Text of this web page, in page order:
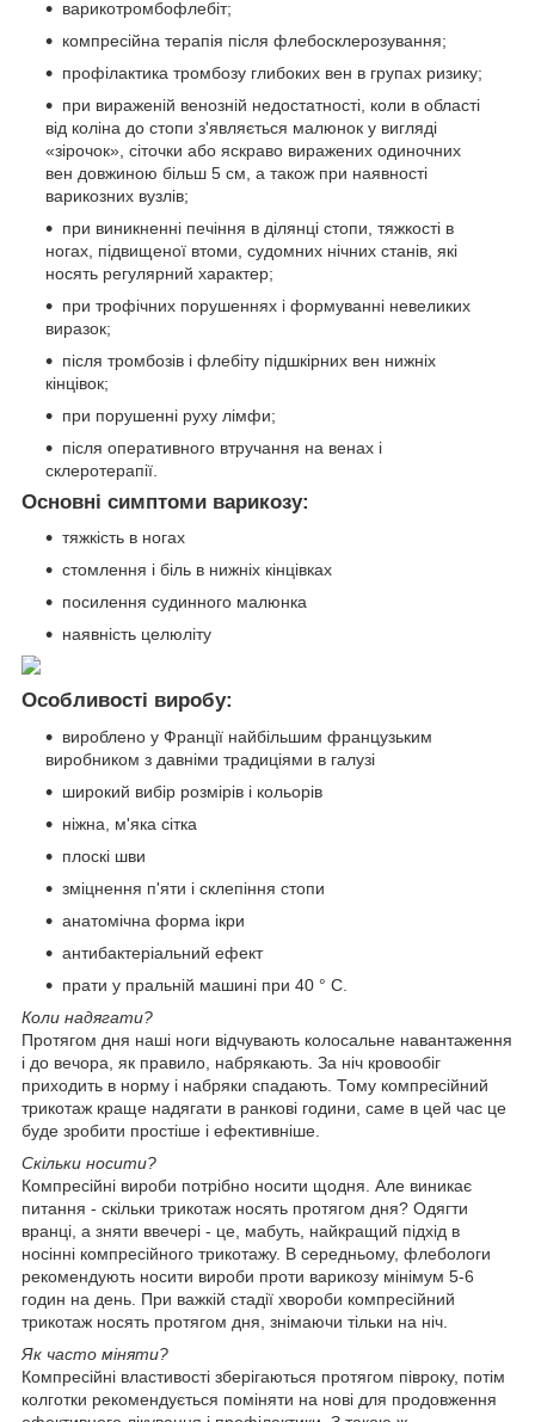
варикотромбофлебіт;
компресійна терапія після флебосклерозування;
профілактика тромбозу глибоких вен в групах ризику;
при вираженій венозній недостатності, коли в області
від коліна до стопи з'являється малюнок у вигляді
«зірочок», сіточки або яскраво виражених одиночних
вен довжиною більш 5 см, а також при наявності
варикозних вузлів;
при виникненні печіння в ділянці стопи, тяжкості в
ногах, підвищеної втоми, судомних нічних станів, які
носять регулярний характер;
при трофічних порушеннях і формуванні невеликих
виразок;
після тромбозів і флебіту підшкірних вен нижніх
кінцівок;
при порушенні руху лімфи;
після оперативного втручання на венах і
склеротерапії.
Основні симптоми варикозу:
тяжкість в ногах
стомлення і біль в нижніх кінцівках
посилення судинного малюнка
наявність целюліту
Особливості виробу:
вироблено у Франції найбільшим французьким
виробником з давніми традиціями в галузі
широкий вибір розмірів і кольорів
ніжна, м'яка сітка
плоскі шви
зміцнення п'яти і склепіння стопи
анатомічна форма ікри
антибактеріальний ефект
прати у пральній машині при 40 ° C.
Коли надягати?
Протягом дня наші ноги відчувають колосальне навантаження
і до вечора, як правило, набрякають. За ніч кровообіг
приходить в норму і набряки спадають. Тому компресійний
трикотаж краще надягати в ранкові години, саме в цей час це
буде зробити простіше і ефективніше.
Скільки носити?
Компресійні вироби потрібно носити щодня. Але виникає
питання - скільки трикотаж носять протягом дня? Одягти
вранці, а зняти ввечері - це, мабуть, найкращий підхід в
носінні компресійного трикотажу. В середньому, флебологи
рекомендують носити вироби проти варикозу мінімум 5-6
годин на день. При важкій стадії хвороби компресійний
трикотаж носять протягом дня, знімаючи тільки на ніч.
Як часто міняти?
Компресійні властивості зберігаються протягом півроку, потім
колготки рекомендується поміняти на нові для продовження